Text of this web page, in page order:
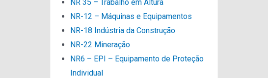
NR 35 – Trabalho em Altura
NR-12 – Máquinas e Equipamentos
NR-18 Indústria da Construção
NR-22 Mineração
NR6 – EPI – Equipamento de Proteção
Individual